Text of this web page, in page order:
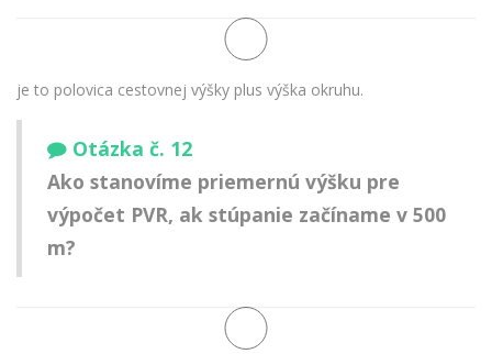
je to polovica cestovnej výšky plus výška okruhu.
Otázka č. 12
Ako stanovíme priemernú výšku pre
výpočet PVR, ak stúpanie začíname v 500
m?